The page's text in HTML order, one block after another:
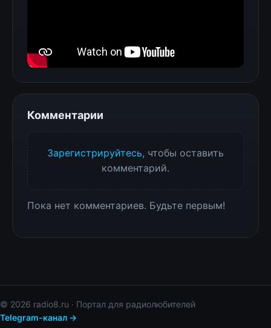
Комментарии
Зарегистрируйтесь, чтобы оставить
комментарий.
Пока нет комментариев. Будьте первым!
© 2026 radio8.ru · Портал для радиолюбителей
Telegram-канал →